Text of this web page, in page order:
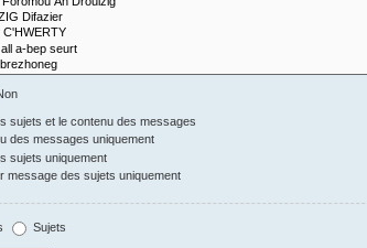
sujets et le contenu des messages
des messages uniquement
sujets uniquement
message des sujets uniquement
Sujets